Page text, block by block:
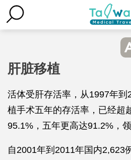
肝脏移植
活体受肝存活率，从1997年到
植手术五年的存活率，已经超
95.1%，五年更高达91.2%，领
自2001年到2011年国内2,623